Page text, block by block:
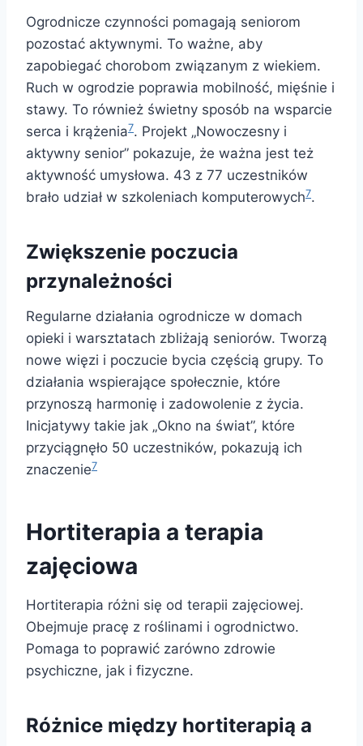
Ogrodnicze czynności pomagają seniorom
pozostać aktywnymi. To ważne, aby
zapobiegać chorobom związanym z wiekiem.
Ruch w ogrodzie poprawia mobilność, mięśnie i
stawy. To również świetny sposób na wsparcie
serca i krążenia7. Projekt „Nowoczesny i
aktywny senior” pokazuje, że ważna jest też
aktywność umysłowa. 43 z 77 uczestników
brało udział w szkoleniach komputerowych7.
Zwiększenie poczucia
przynależności
Regularne działania ogrodnicze w domach
opieki i warsztatach zbliżają seniorów. Tworzą
nowe więzi i poczucie bycia częścią grupy. To
działania wspierające społecznie, które
przynoszą harmonię i zadowolenie z życia.
Inicjatywy takie jak „Okno na świat”, które
przyciągnęło 50 uczestników, pokazują ich
znaczenie7
Hortiterapia a terapia
zajęciowa
Hortiterapia różni się od terapii zajęciowej.
Obejmuje pracę z roślinami i ogrodnictwo.
Pomaga to poprawić zarówno zdrowie
psychiczne, jak i fizyczne.
Różnice między hortiterapią a